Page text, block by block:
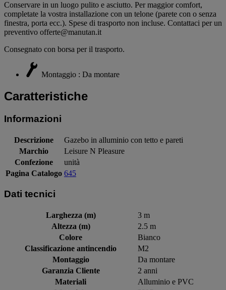
Conservare in un luogo pulito e asciutto. Per maggior comfort,
completate la vostra installazione con un telone (parete con o senza
finestra, porta ecc.). Spese di trasporto non incluse. Contattaci per un
preventivo offerte@manutan.it
Consegnato con borsa per il trasporto.
Montaggio : Da montare
Caratteristiche
Informazioni
Descrizione
Gazebo in alluminio con tetto e pareti
Marchio
Leisure N Pleasure
Confezione
unità
Pagina Catalogo 645
Dati tecnici
Larghezza (m)
3 m
Altezza (m)
2.5 m
Colore
Bianco
Classificazione antincendio
M2
Montaggio
Da montare
Garanzia Cliente
2 anni
Materiali
Alluminio e PVC